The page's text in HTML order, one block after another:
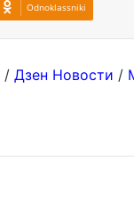
Odnoklassniki
/ Дзен Новости /